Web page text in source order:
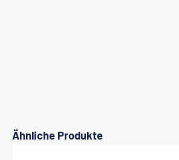
Produktgalerie überspringen
Ähnliche Produkte